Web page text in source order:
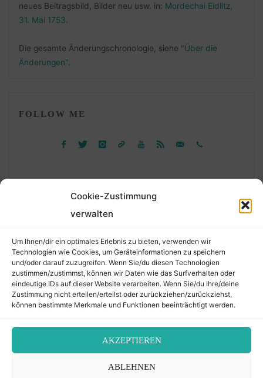
Cookie-Zustimmung
verwalten
Um Ihnen/dir ein optimales Erlebnis zu bieten, verwenden wir
Technologien wie Cookies, um Geräteinformationen zu speichern
und/oder darauf zuzugreifen. Wenn Sie/du diesen Technologien
zustimmen/zustimmst, können wir Daten wie das Surfverhalten oder
eindeutige IDs auf dieser Website verarbeiten. Wenn Sie/du Ihre/deine
Zustimmung nicht erteilen/erteilst oder zurückziehen/zurückziehst,
können bestimmte Merkmale und Funktionen beeinträchtigt werden.
AKZEPTIEREN
ABLEHNEN
neues Beitragsbild, Bilder neu usw. in: Mordechai Eidlitz,
31. Mai 1753
Die gesamte Änderungschronologie, siehe "Über die
Änderungen".
FOLLOW ME
nach:
©2026 Der Transkribierer
Kontakt / Impressum
Back
to